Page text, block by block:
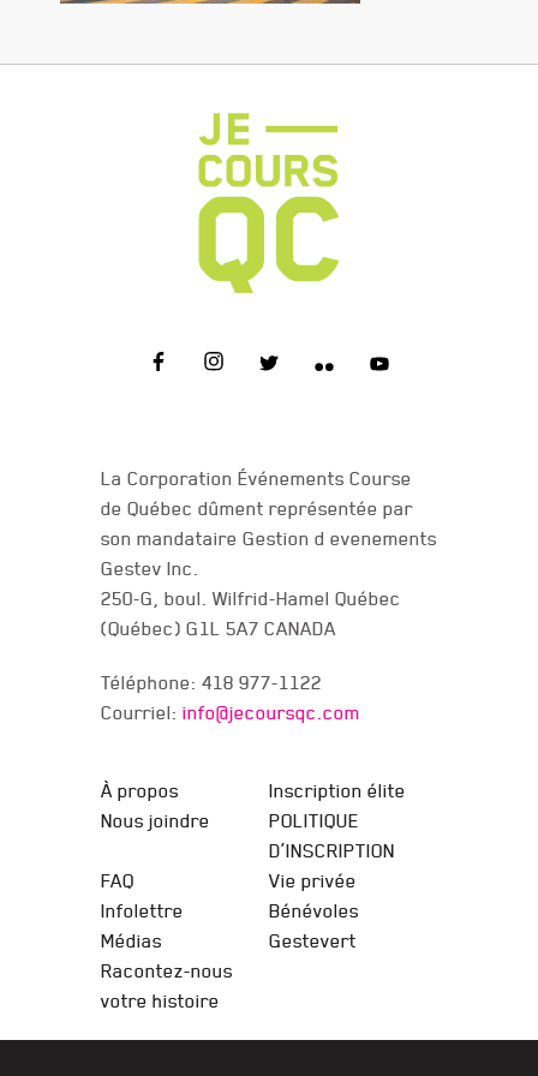
La Corporation Événements Course
de Québec dûment représentée par
son mandataire Gestion d evenements
Gestev Inc.
250-G, boul. Wilfrid-Hamel Québec
(Québec) G1L 5A7 CANADA
Téléphone: 418 977-1122
Courriel: info@jecoursqc.com
À propos
Inscription élite
Nous joindre
POLITIQUE
D’INSCRIPTION
FAQ
Vie privée
Infolettre
Bénévoles
Médias
Gestevert
Racontez-nous
votre histoire